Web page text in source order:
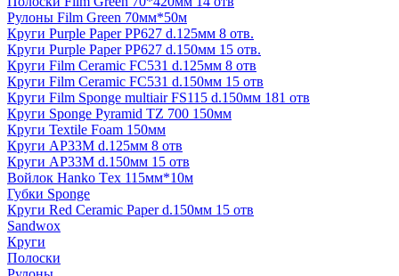
Рулоны Film Green 70мм*50м
Круги Purple Paper PP627 d.125мм 8 отв.
Круги Purple Paper PP627 d.150мм 15 отв.
Круги Film Ceramic FC531 d.125мм 8 отв
Круги Film Ceramic FC531 d.150мм 15 отв
Круги Film Sponge multiair FS115 d.150мм 181 отв
Круги Sponge Pyramid TZ 700 150мм
Круги Textile Foam 150мм
Круги AP33M d.125мм 8 отв
Круги AP33M d.150мм 15 отв
Войлок Hanko Tех 115мм*10м
Губки Sponge
Круги Red Ceramic Paper d.150мм 15 отв
Sandwox
Круги
Полоски